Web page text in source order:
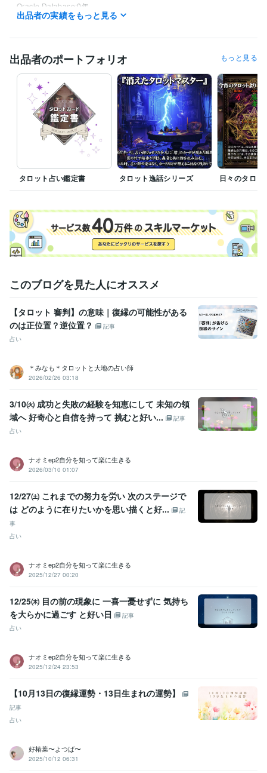
Oracle Database:0年
Movabletype:10年WordPress:25年Access:10年Excel:30年
DALL-E:1年Adobe Photoshop:20年
Adobe Premiere Pro:20年Vrew:1年Adobe Illustrator:0年Canva:1年
Dreamweaver:10年
CLIP STUDIO PAINT:1年Procreate:1年
Adobe After Effects:25年
Adobe Flash:10年
得意分野
タロット占い
出品者の実績をもっと見る
出品者のポートフォリオ もっと見る
タロット占い鑑定書 タロット逸話シリーズ 日々のタロッ
このブログを見た人にオススメ
【タロット 審判】の意味｜復縁の可能性がある
のは正位置？逆位置？
記事
占い
＊みなも＊タロットと大地の占い師
2026/02/26 03:18
3/10㈫ 成功と失敗の経験を知恵にして 未知の領
域へ 好奇心と自信を持って 挑むと好い...
記事
占い
ナオミep2自分を知って楽に生きる
2026/03/10 01:07
12/27㈯ これまでの努力を労い 次のステージで
は どのように在りたいかを思い描くと好...
記
事
占い
ナオミep2自分を知って楽に生きる
2025/12/27 00:20
12/25㈭ 目の前の現象に 一喜一憂せずに 気持ち
を大らかに過ごす と好い日
記事
占い
ナオミep2自分を知って楽に生きる
2025/12/24 23:53
【10月13日の復縁運勢・13日生まれの運勢】
記事
占い
好椿葉〜よつば〜
2025/10/12 06:31